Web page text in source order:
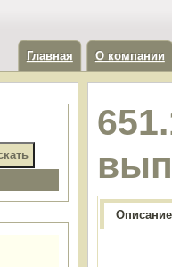
Главная О компании
Описание